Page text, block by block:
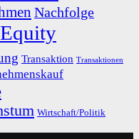
Nachfolge
Transaktion Transaktionen
Wirtschaft/Politik